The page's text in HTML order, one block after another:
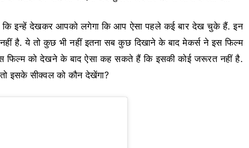
कि इन्हें देखकर आपको लगेगा कि आप ऐसा पहले कई बार देख चुके हैं. इन
है. ये तो कुछ भी नहीं इतना सब कुछ दिखाने के बाद मेकर्स ने इस फिल्म
फिल्म को देखने के बाद ऐसा कह सकते हैं कि इसकी कोई जरूरत नहीं है.
तो इसके सीक्वल को कौन देखेंगा?